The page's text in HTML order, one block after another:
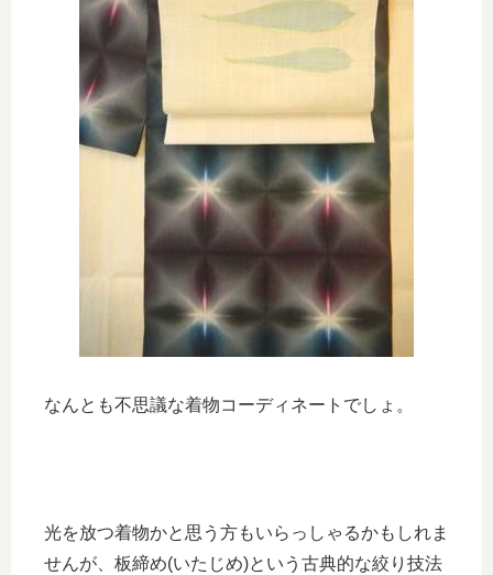
なんとも不思議な着物コーディネートでしょ。
光を放つ着物かと思う方もいらっしゃるかもしれま
せんが、板締め(いたじめ)という古典的な絞り技法